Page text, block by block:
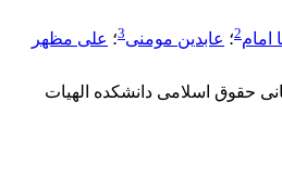
2؛ عابدین مومنی3؛ علی مظهر
حقوق اسلامی دانشکده الهیات